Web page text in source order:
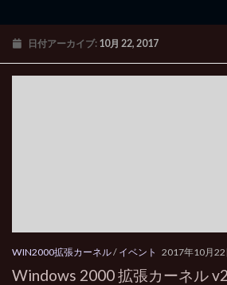
日付アーカイブ: 10月 22, 2017
WIN2000拡張カーネル/ イベント 2017年10月22
Windows 2000 拡張カーネル